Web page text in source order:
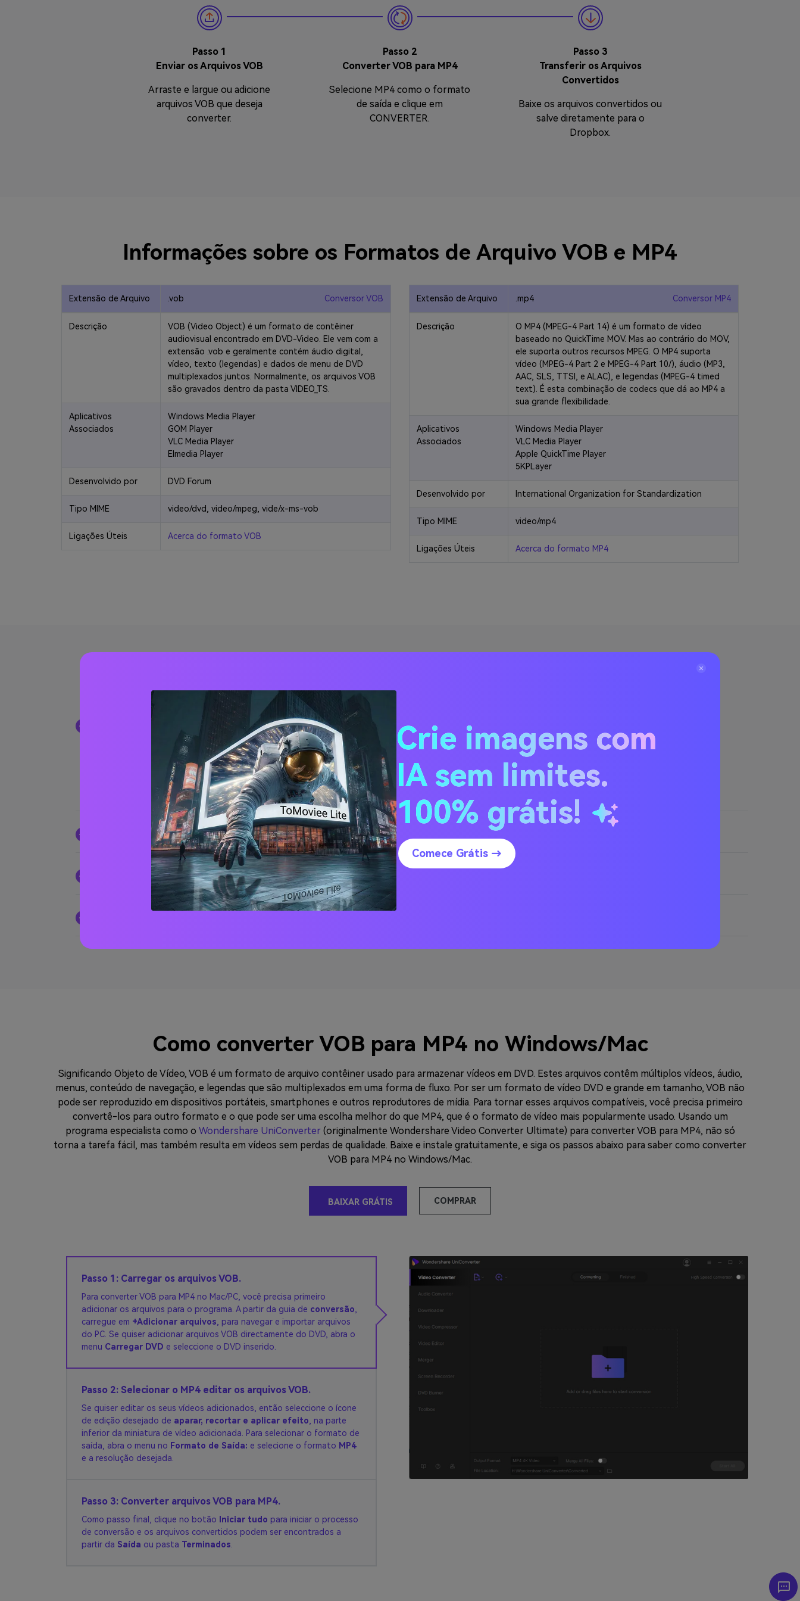
Passo 1
Enviar os Arquivos VOB
Arraste e largue ou adicione
arquivos VOB que deseja
converter.
Passo 2
Converter VOB para MP4
Selecione MP4 como o formato
de saída e clique em
CONVERTER.
Passo 3
Transferir os Arquivos
Convertidos
Baixe os arquivos convertidos ou
salve diretamente para o
Dropbox.
Informações sobre os Formatos de Arquivo VOB e MP4
Extensão de Arquivo .vob Conversor VOB
Descrição
VOB (Video Object) é um formato de contêiner
audiovisual encontrado em DVD-Video. Ele vem com a
extensão .vob e geralmente contém áudio digital,
vídeo, texto (legendas) e dados de menu de DVD
multiplexados juntos. Normalmente, os arquivos VOB
são gravados dentro da pasta VIDEO_TS.
Aplicativos
Associados
Windows Media Player
GOM Player
VLC Media Player
Elmedia Player
Desenvolvido por DVD Forum
Tipo MIME video/dvd, video/mpeg, vide/x-ms-vob
Ligações Úteis Acerca do formato VOB
Extensão de Arquivo .mp4 Conversor MP4
Descrição
O MP4 (MPEG-4 Part 14) é um formato de vídeo
baseado no QuickTime MOV. Mas ao contrário do MOV,
ele suporta outros recursos MPEG. O MP4 suporta
vídeo (MPEG-4 Part 2 e MPEG-4 Part 10/), áudio (MP3,
AAC, SLS, TTSI, e ALAC), e legendas (MPEG-4 timed
text). É esta combinação de codecs que dá ao MP4 a
sua grande flexibilidade.
Aplicativos
Associados
Windows Media Player
VLC Media Player
Apple QuickTime Player
5KPLayer
Desenvolvido por International Organization for Standardization
Tipo MIME video/mp4
Ligações Úteis Acerca do formato MP4
1. Como posso converter arquivos VOB para MP4 sem perder qualidade?
Arquivos VOB como parte de DVD estão sempre em alta qualidade. Para converter VOB para MP4 sem perder qualidade, você pode usar o
Wondershare UniConverter. Ele permite definir parâmetros de conversão, tais como resolução de vídeo, bitrate, codificador, e outros. Você
também pode converter DVD para vídeos digitais. Esta é a melhor e mais fácil maneira de manter a qualidade de conversão do vídeo original.
2. Como converter VOB para MP4 com o VLC?
3. Pode o HandBrake converter VOB para MP4?
Como converter VOB para MP4 no Windows/Mac
Significando Objeto de Vídeo, VOB é um formato de arquivo contêiner usado para armazenar vídeos em DVD. Estes arquivos contêm múltiplos vídeos, áudio,
menus, conteúdo de navegação, e legendas que são multiplexados em uma forma de fluxo. Por ser um formato de vídeo DVD e grande em tamanho, VOB não
pode ser reproduzido em dispositivos portáteis, smartphones e outros reprodutores de mídia. Para tornar esses arquivos compatíveis, você precisa primeiro
convertê-los para outro formato e o que pode ser uma escolha melhor do que MP4, que é o formato de vídeo mais popularmente usado. Usando um
programa especialista como o Wondershare UniConverter (originalmente Wondershare Video Converter Ultimate) para converter VOB para MP4, não só
torna a tarefa fácil, mas também resulta em vídeos sem perdas de qualidade. Baixe e instale gratuitamente, e siga os passos abaixo para saber como converter
VOB para MP4 no Windows/Mac.
BAIXAR GRÁTIS COMPRAR
Passo 1: Carregar os arquivos VOB.
Para converter VOB para MP4 no Mac/PC, você precisa primeiro
adicionar os arquivos para o programa. A partir da guia de conversão
carregue em +Adicionar arquivos , para navegar e importar arquivos
do PC. Se quiser adicionar arquivos VOB directamente do DVD, abra o
menu Carregar DVD e seleccione o DVD inserido.
Passo 2: Selecionar o MP4 editar os arquivos VOB.
Se quiser editar os seus vídeos adicionados, então seleccione o ícone
de edição desejado de aparar, recortar e aplicar efeito , na parte
inferior da miniatura de vídeo adicionada. Para selecionar o formato de
saída, abra o menu no Formato de Saída: e selecione o formato MP4
e a resolução desejada.
Passo 3: Converter arquivos VOB para MP4.
Como passo final, clique no botão Iniciar tudo para iniciar o processo
de conversão e os arquivos convertidos podem ser encontrados a
partir da Saída ou pasta Terminados
Crie imagens com
IA sem limites.
100% grátis!
Comece Grátis →